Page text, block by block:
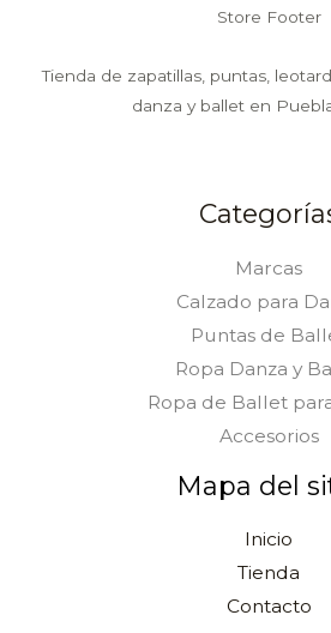
Tienda de zapatillas, puntas,
danza y ballet en
Marcas
Calzado para
Puntas de
Ropa Danza y
Ropa de Ballet
Accesorios
Mapa del
Inicio
Tienda
Contacto